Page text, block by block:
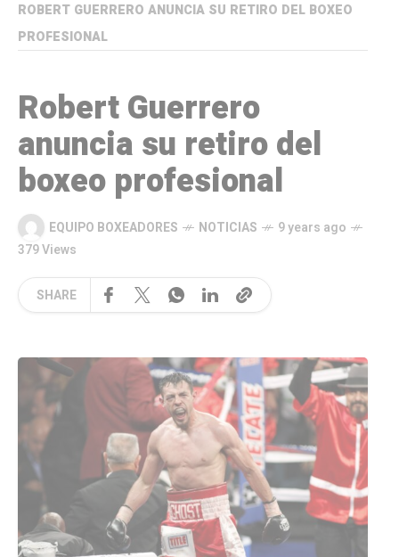
ROBERT GUERRERO ANUNCIA SU RETIRO DEL BOXEO
PROFESIONAL
Robert Guerrero
anuncia su retiro del
boxeo profesional
EQUIPO BOXEADORES NOTICIAS
9 years ago
379 Views
SHARE